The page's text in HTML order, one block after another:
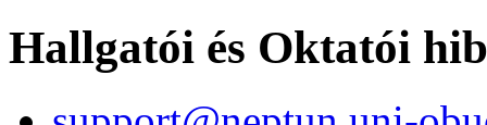
Hallgatói és Oktatói